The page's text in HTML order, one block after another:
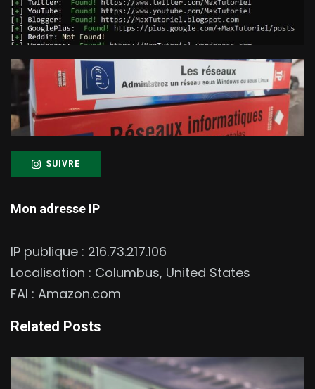
SUIVRE
Mon adresse IP
IP publique : 216.73.217.106
Localisation : Columbus, United States
FAI : Amazon.com
Related Posts